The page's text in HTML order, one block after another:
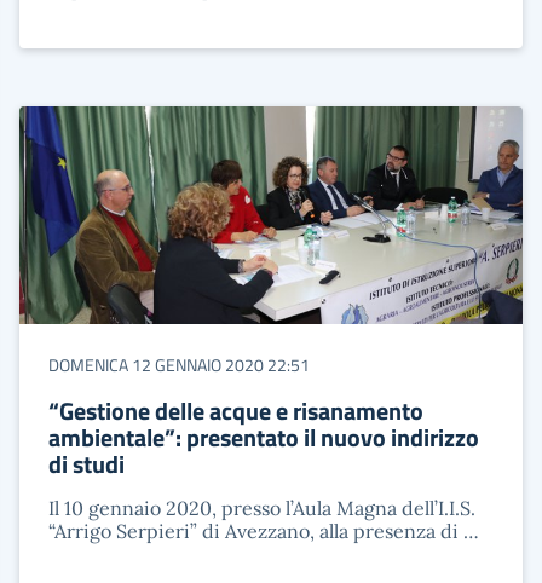
DOMENICA 12 GENNAIO 2020 22:51
“Gestione delle acque e risanamento
ambientale”: presentato il nuovo indirizzo
di studi
Il 10 gennaio 2020, presso l’Aula Magna dell’I.I.S.
“Arrigo Serpieri” di Avezzano, alla presenza di …